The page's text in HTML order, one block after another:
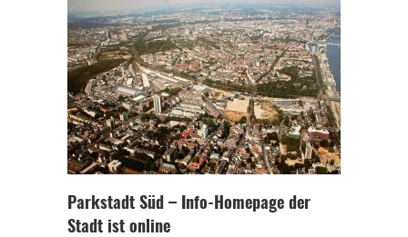
Parkstadt Süd – Info-Homepage der
Stadt ist online